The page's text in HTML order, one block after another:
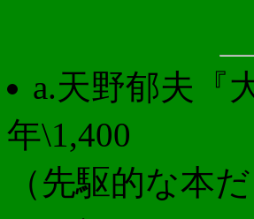
a.天野郁夫『
年\1,400
（先駆的な本